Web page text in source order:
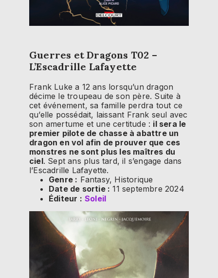
Guerres et Dragons T02 –
L’Escadrille Lafayette
Frank Luke a 12 ans lorsqu’un dragon
décime le troupeau de son père. Suite à
cet événement, sa famille perdra tout ce
qu’elle possédait, laissant Frank seul avec
son amertume et une certitude : il sera le
premier pilote de chasse à abattre un
dragon en vol afin de prouver que ces
monstres ne sont plus les maîtres du
ciel. Sept ans plus tard, il s’engage dans
l’Escadrille Lafayette.
Genre : Fantasy, Historique
Date de sortie : 11 septembre 2024
Éditeur : Soleil